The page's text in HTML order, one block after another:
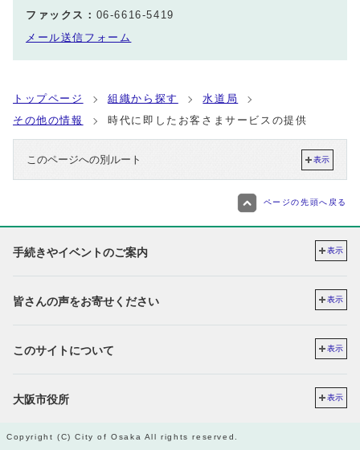
ファックス： 06-6616-5419
メール送信フォーム
トップページ 組織から探す
水道局
その他の情報
時代に即したお客さまサービスの提供
このページへの別ルート 表示
ページの先頭へ戻る
手続きやイベントのご案内 表示
皆さんの声をお寄せください 表示
このサイトについて 表示
大阪市役所 表示
Copyright (C) City of Osaka All rights reserved.